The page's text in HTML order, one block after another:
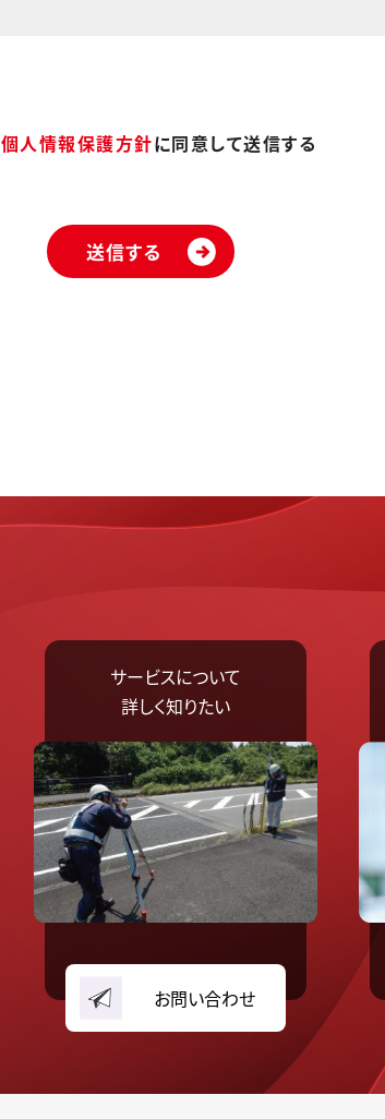
個人情報保護方針に同意して送信する
サービスについて
詳しく知りたい
お問い合わせ